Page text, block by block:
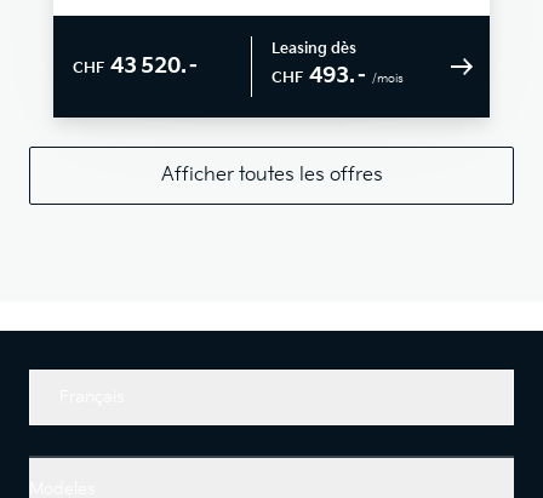
CHF 43 520.–
Leasing dès
CHF 493.– /mois
Afficher toutes les offres